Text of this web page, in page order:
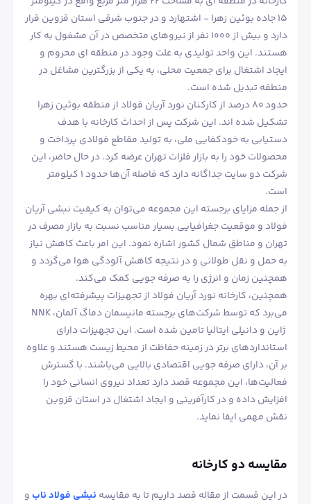
۱۵ جاده بوئین زهرا - اشتهارد و در جنوب شرقی استان قزوین قرار
دارد و بیش از ۱۰۰۰ نفر از نیروهای متخصص در آن مشغول به کار
هستند. این واحد تولیدی به علت وجود در منطقه ای محروم و
ایجاد اشتغال برای جمعیت محلی، به یکی از بزرگترین مشاغل در
منطقه تبدیل شده است.
حدود ۸۰ درصد از کارکنان نورد آریان فولاد از منطقه بوئین زهرا
تشکیل شده اند. این شرکت پس از احداث کارخانه با هدف
دستیابی به خودکفایی ملی، به تولید مقاطع فولادی پرداخت و
محصولات خود را به بازار فلزات تهران عرضه کرد. در حال حاضر، این
شرکت دو سایت جداگانه دارد که فاصله آن‌ها حدود ۱ کیلومتر
است.
از جمله مزایای برجسته این مجموعه می‌توان به کیفیت نبشی آریان
فولاد و موقعیت جغرافیایی بسیار مناسب نسبت به بازار مصرف در
تهران و مناطق شمال کشور اشاره نمود. این امر باعث کاهش نیاز
به حمل و نقل طولانی و در نتیجه کاهش آلودگی هوا می‌گردد و
همچنین زمان و انرژی را به صرفه ‌جویی کمک می‌کند.
همچنین، کارخانه نورد آریان فولاد از تجهیزات پیشرفته‌ای بهره
می‌برد که توسط شرکت‌های برجسته مانیسمان دماگ آلمان، NNK
ژاپن و دانیلی ایتالیا تامین شده است. این تجهیزات دارای
استانداردهای برتر در زمینه حفاظت از محیط زیست هستند و علاوه
بر آن، دارای صرفه‌ جویی اقتصادی بالایی می‌باشند. با گسترش
فعالیت‌ها، این مجموعه قصد دارد تعداد نیروی انسانی خود را
افزایش داده و در کارآفرینی و ایجاد اشتغال در استان قزوین
نقش مهمی ایفا نماید.
مقایسه دو کارخانه
در این قسمت از مقاله قصد داریم تا به مقایسه نبشی فولاد ناب و